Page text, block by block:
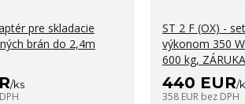
pre skladacie
brán do 2,4m
/ks
ST 2 F (OX) -
výkonom 350
600 kg,
440 EUR/
358 EUR bez DPH